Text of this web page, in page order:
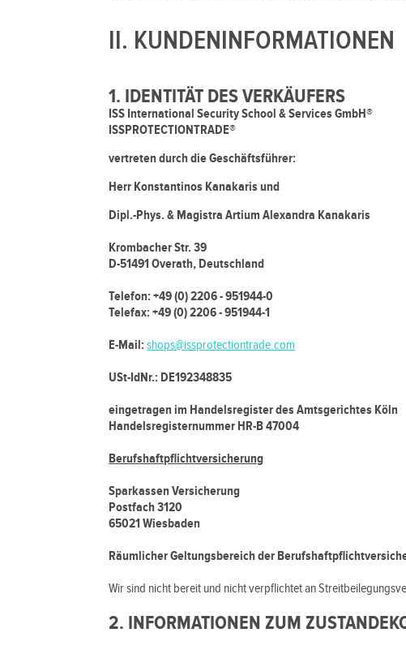
II. KUNDENINFORMATIONEN
1. IDENTITÄT DES VERKÄUFERS
ISS International Security School & Services GmbH®
ISSPROTECTIONTRADE®
vertreten durch die Geschäftsführer:
Herr Konstantinos Kanakaris und
Dipl.-Phys. & Magistra Artium Alexandra Kanakaris
Krombacher Str. 39
D-51491 Overath, Deutschland
Telefon: +49 (0) 2206 - 951944-0
Telefax: +49 (0) 2206 - 951944-1
E-Mail:shops@issprotectiontrade.com
USt-IdNr.: DE192348835
eingetragen im Handelsregister des Amtsgerichtes Köln
Handelsregisternummer HR-B 47004
Berufshaftpflichtversicherung
Sparkassen Versicherung
Postfach 3120
65021 Wiesbaden
Räumlicher Geltungsbereich der
Wir sind nicht bereit und nicht verpflichtet an
2. INFORMATIONEN ZUM